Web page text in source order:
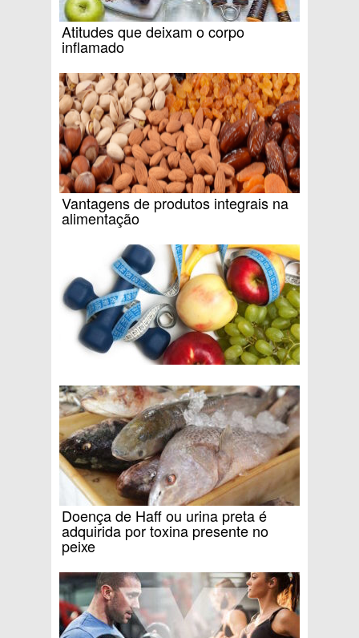
Atitudes que deixam o corpo
inflamado
Vantagens de produtos integrais na
alimentação
Doença de Haff ou urina preta é
adquirida por toxina presente no
peixe